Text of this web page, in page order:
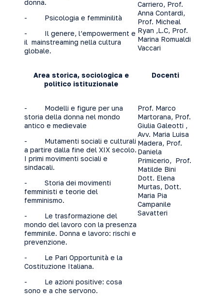
donna.
- Psicologia e femminilità
- Il genere, l’empowerment e
il mainstreaming nella cultura
globale.
Carriero, Prof.
Anna Contardi,
Prof. Micheal
Ryan ,L.C, Prof.
Marina Romualdi
Vaccari
Area storica, sociologica e
politico istituzionale
Docenti
- Modelli e figure per una
storia della donna nel mondo
antico e medievale
- Mutamenti sociali e culturali
a partire dalla fine del XIX secolo.
I primi movimenti sociali e
sindacali.
- Storia dei movimenti
femministi e teorie del
femminismo.
- Le trasformazione del
mondo del lavoro con la presenza
femminile. Donna e lavoro: rischi e
prevenzione.
- Le Pari Opportunità e la
Costituzione Italiana.
- Le azioni positive: cosa
sono e a che servono.
Prof. Marco
Martorana, Prof.
Giulia Galeotti ,
Avv. Maria Luisa
Madera, Prof.
Daniela
Primicerio, Prof.
Matilde Bini
Dott. Elena
Murtas, Dott.
Maria Pia
Campanile
Savatteri